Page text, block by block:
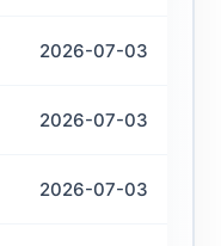
2026-07-03
2026-07-03
2026-07-03